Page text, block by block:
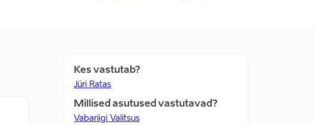
Kes vastutab?
Jüri Ratas
Millised asutused vastutavad?
Vabariigi Valitsus